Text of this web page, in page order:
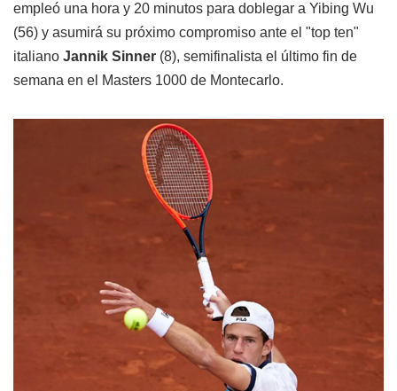
empleó una hora y 20 minutos para doblegar a Yibing Wu
(56) y asumirá su próximo compromiso ante el "top ten"
italiano Jannik Sinner (8), semifinalista el último fin de
semana en el Masters 1000 de Montecarlo.